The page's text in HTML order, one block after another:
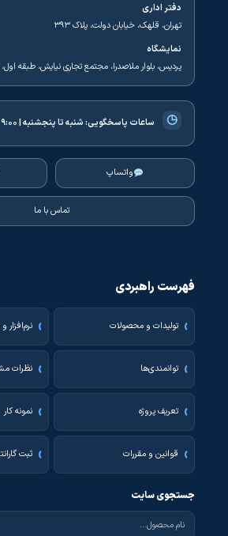
دفتر اداری
تهران، قلهک، خیابان دولت، پلاک ۳۹۳
نمایشگاه
پردیس، بلوار ملاصدرا، مجتمع تجاری نیایش، طبقه اول،
◷ ساعات پاسخگویی:شنبه تا پنجشنبه | ۹:۰۰ تا ۱۷:۰۰
واتساپ
تماس با ما
فهرست راهبردی
تولیدات و محصولات نرم‌افزار
توانمندی‌ها نظرات
تعریف پروژه نمونه کار
قوانین و مقررات ثبت
جستجوی سایت